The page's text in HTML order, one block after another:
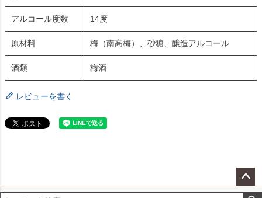
アルコール度数 14度
原材料 梅（南高梅）、砂糖、醸造アルコール
酒類 梅酒
レビューを書く
ペー